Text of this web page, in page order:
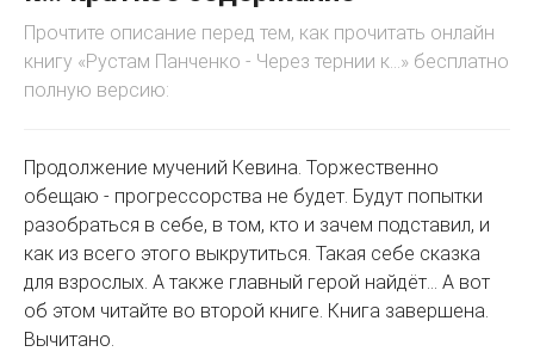
Прочтите описание перед тем, как прочитать онлайн
книгу «Рустам Панченко - Через тернии к…» бесплатно
полную версию:
Продолжение мучений Кевина. Торжественно
обещаю - прогрессорства не будет. Будут попытки
разобраться в себе, в том, кто и зачем подставил, и
как из всего этого выкрутиться. Такая себе сказка
для взрослых. А также главный герой найдёт… А вот
об этом читайте во второй книге. Книга завершена.
Вычитано.